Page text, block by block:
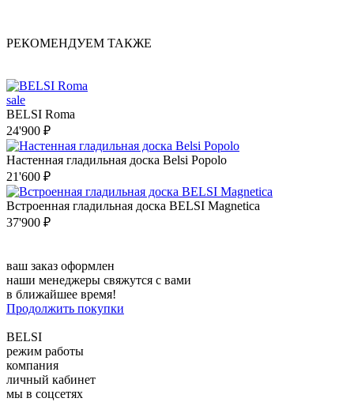
РЕКОМЕНДУЕМ ТАКЖЕ
sale
BELSI Roma
24'900 ₽
Настенная гладильная доска Belsi Popolo
21'600 ₽
Встроенная гладильная доска BELSI Magnetica
37'900 ₽
ваш заказ оформлен
наши менеджеры свяжутся с вами
в ближайшее время!
Продолжить покупки
BELSI
режим работы
компания
личный кабинет
мы в соцсетях